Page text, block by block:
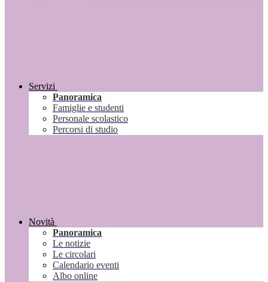
Servizi
Panoramica
Famiglie e studenti
Personale scolastico
Percorsi di studio
Novità
Panoramica
Le notizie
Le circolari
Calendario eventi
Albo online